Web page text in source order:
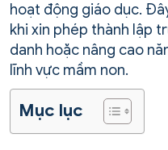
hoạt động giáo dục.
khi xin phép thành lập
danh hoặc nâng cao
lĩnh vực mầm non.
Mục lục